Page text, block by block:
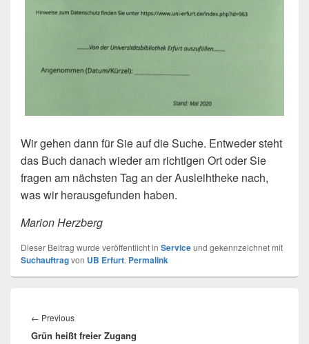
Wir gehen dann für Sie auf die Suche. Entweder steht
das Buch danach wieder am richtigen Ort oder Sie
fragen am nächsten Tag an der Ausleihtheke nach,
was wir herausgefunden haben.
Marion Herzberg
Dieser Beitrag wurde veröffentlicht in Serviceund gekennzeichnet mit
Suchauftragvon UB Erfurt. Permalink
← PreviousPrevious
post:
Grün heißt freier Zugang